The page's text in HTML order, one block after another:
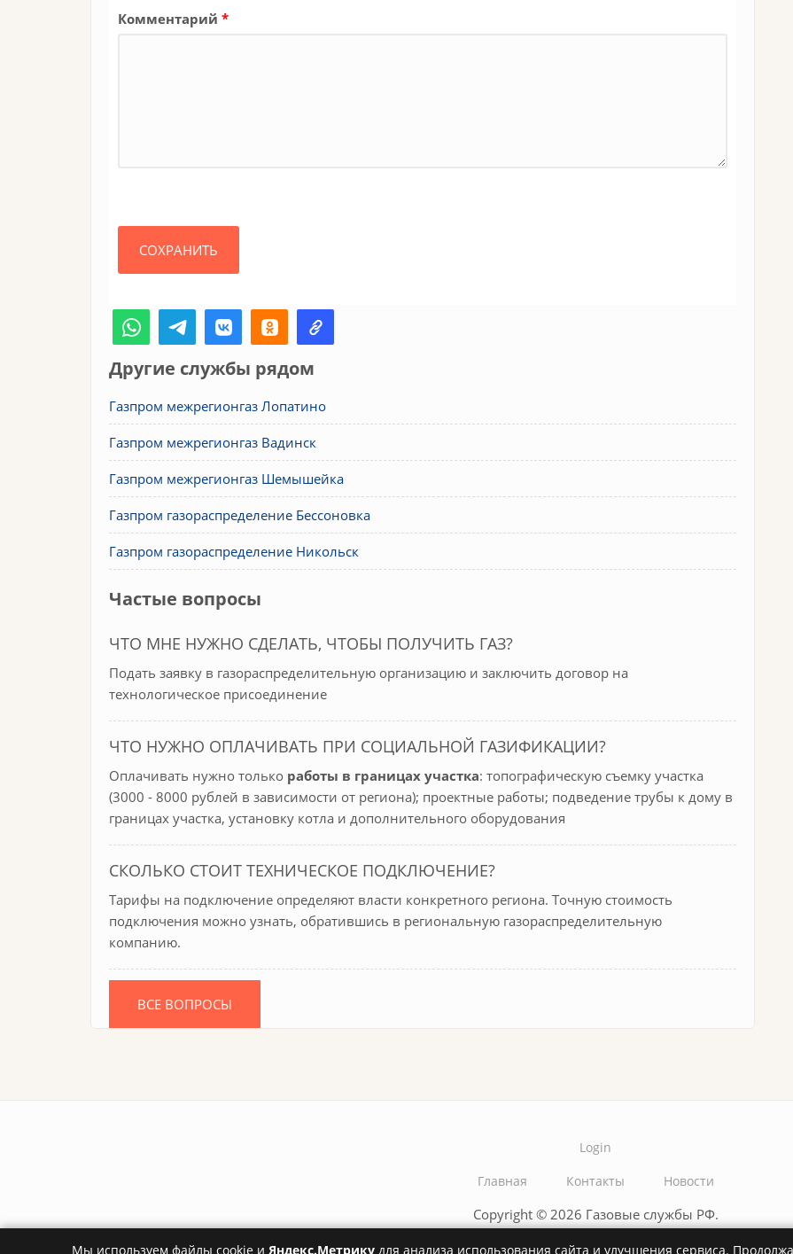
Комментарий *
Другие службы рядом
Газпром межрегионгаз Лопатино
Газпром межрегионгаз Вадинск
Газпром межрегионгаз Шемышейка
Газпром газораспределение Бессоновка
Газпром газораспределение Никольск
Частые вопросы
ЧТО МНЕ НУЖНО СДЕЛАТЬ, ЧТОБЫ ПОЛУЧИТЬ ГАЗ?
Подать заявку в газораспределительную организацию и заключить договор на
технологическое присоединение
ЧТО НУЖНО ОПЛАЧИВАТЬ ПРИ СОЦИАЛЬНОЙ ГАЗИФИКАЦИИ?
Оплачивать нужно только работы в границах участка: топографическую съемку участка
(3000 - 8000 рублей в зависимости от региона); проектные работы; подведение трубы к дому в
границах участка, установку котла и дополнительного оборудования
СКОЛЬКО СТОИТ ТЕХНИЧЕСКОЕ ПОДКЛЮЧЕНИЕ?
Тарифы на подключение определяют власти конкретного региона. Точную стоимость
подключения можно узнать, обратившись в региональную газораспределительную
компанию.
ВСЕ ВОПРОСЫ
Login
Мы используем файлы cookie и Яндекс.Метрику для анализа использования сайта и улучшения сервиса.
Главная Контакты Новости
Copyright © 2026 Газовые службы РФ.